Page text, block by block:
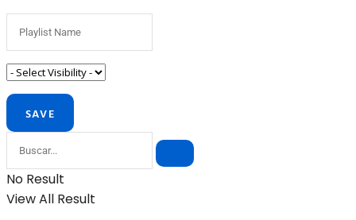
No Result
View All Result